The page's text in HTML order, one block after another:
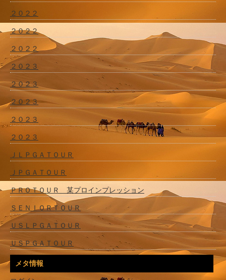
２０２２
２０２２
２０２２
２０２３
２０２３
２０２３
２０２３
２０２３
ＪＬＰＧＡＴＯＵＲ
ＪＰＧＡＴＯＵＲ
ＰＲＯＴＯＵＲ 某プロインプレッション
ＳＥＮＩＯＲＴＯＵＲ
ＵＳＬＰＧＡＴＯＵＲ
ＵＳＰＧＡＴＯＵＲ
メタ情報